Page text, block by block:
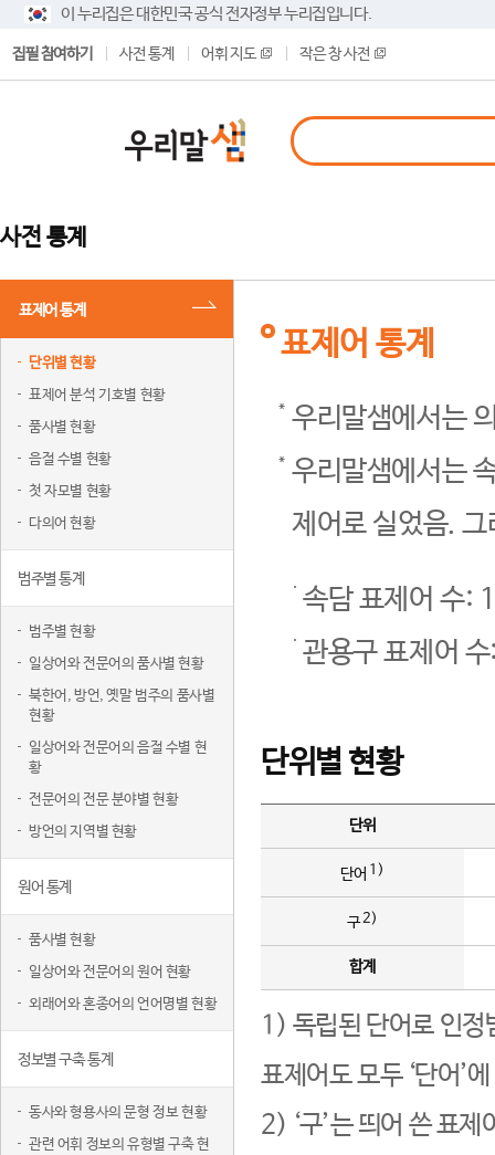
이 누리집은 대한민국 공식 전자정부 누리집입니다.
집필 참여하기 사전 통계 어휘 지도 작은 창 사전
사전 통계
표제어 통계
단위별 현황
표제어 분석 기호별 현황
품사별 현황
음절 수별 현황
첫 자모별 현황
다의어 현황
범주별 통계
범주별 현황
일상어와 전문어의 품사별 현황
북한어, 방언, 옛말 범주의 품사별
현황
일상어와 전문어의 음절 수별 현
황
전문어의 전문 분야별 현황
방언의 지역별 현황
원어 통계
품사별 현황
일상어와 전문어의 원어 현황
외래어와 혼종어의 언어명별 현황
정보별 구축 통계
동사와 형용사의 문형 정보 현황
관련 어휘 정보의 유형별 구축 현
표제어 통계
우리말샘에서는
우리말샘에서는
제어로 실었음.
속담 표제어 수:
관용구 표제어
단위별 현황
단위
단어 1)
구2)
합계
1) 독립된 단어로 인정
표제어도 모두 ‘단어’
2) ‘구’는 띄어 쓴 표